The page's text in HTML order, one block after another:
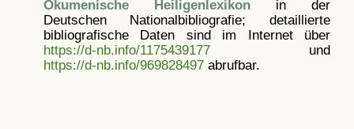
Ökumenische Heiligenlexikonin der
Deutschen Nationalbibliografie; detaillierte
bibliografische Daten sind im Internet über
https://d-nb.info/1175439177und
https://d-nb.info/969828497abrufbar.